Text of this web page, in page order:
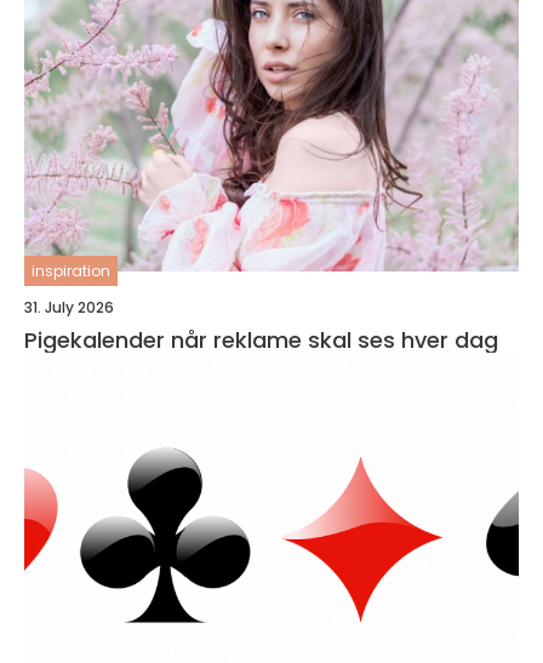
inspiration
31. July 2026
Pigekalender når reklame skal ses hver dag